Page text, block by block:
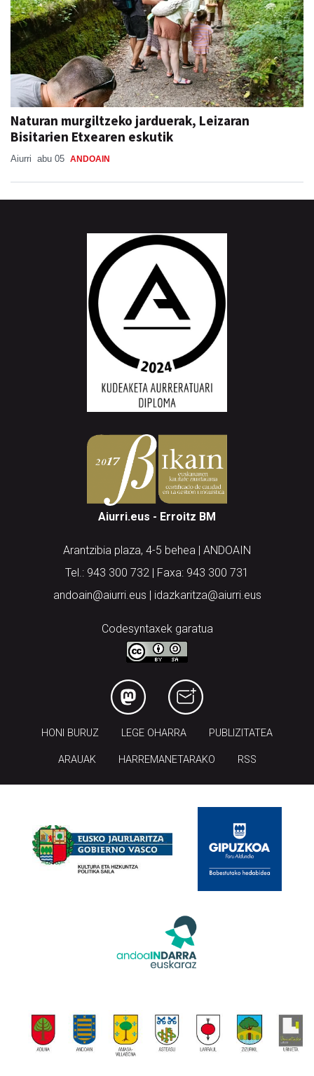
Naturan murgiltzeko jarduerak, Leizaran
Bisitarien Etxearen eskutik
Aiurri abu 05 ANDOAIN
Aiurri.eus - Erroitz BM
Arantzibia plaza, 4-5 behea | ANDOAIN
Tel.: 943 300 732 | Faxa: 943 300 731
andoain@aiurri.eus | idazkaritza@aiurri.eus
Codesyntaxek garatua
HONI BURUZ LEGE OHARRA PUBLIZITATEA
ARAUAK HARREMANETARAKO RSS